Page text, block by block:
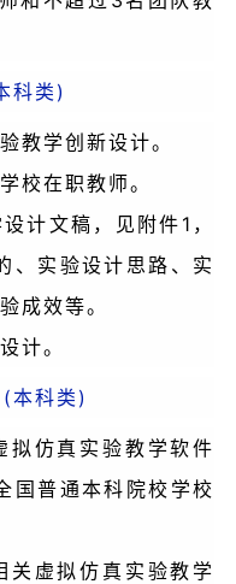
科类)
教学创新设计。
校在职教师。
计文稿，见附件1，
、实验设计思路、实
成效等。
计。
本科类)
拟仿真实验教学软件
国普通本科院校学校
关虚拟仿真实验教学